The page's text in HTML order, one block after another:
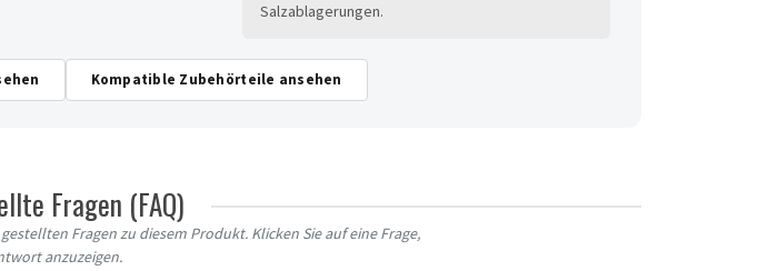
Salzablagerungen.
Kompatible Zubehörteile ansehen
Fragen (FAQ)
Fragen zu diesem Produkt. Klicken Sie auf eine Frage,
anzuzeigen.